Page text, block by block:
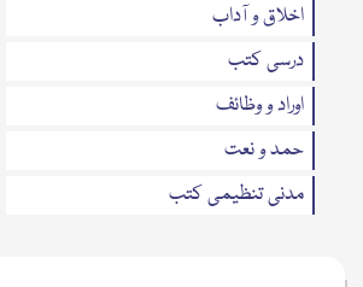
اخلاق و آداب
درسی کتب
اوراد و وظائف
حمد و نعت
مدنی تنظیمی کتب